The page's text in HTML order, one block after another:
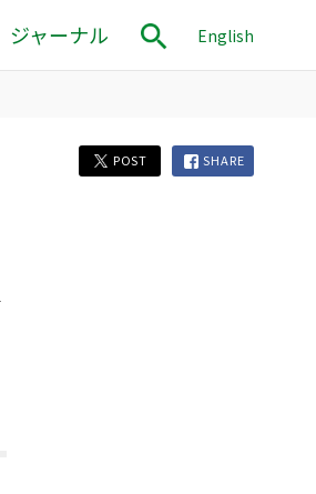
ジャーナル English
POST SHARE